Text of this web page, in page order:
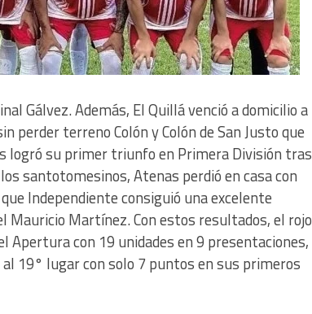
Gálvez. Además, El Quillá venció a domicilio a
perder terreno Colón y Colón de San Justo que
logró su primer triunfo en Primera División tras
santotomesinos, Atenas perdió en casa con
Independiente consiguió una excelente
Mauricio Martínez. Con estos resultados, el rojo
Apertura con 19 unidades en 9 presentaciones,
19° lugar con solo 7 puntos en sus primeros